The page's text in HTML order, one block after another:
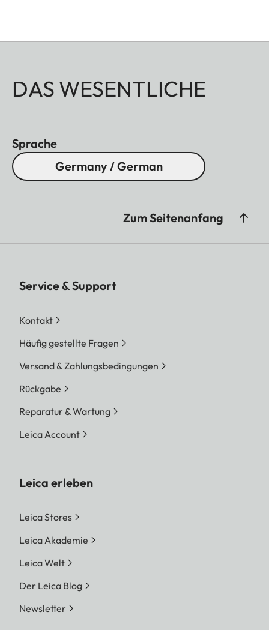
DAS WESENTLICHE
Sprache
Germany / German
Zum Seitenanfang
Service & Support
Kontakt
Häufig gestellte Fragen
Versand & Zahlungsbedingungen
Rückgabe
Reparatur & Wartung
Leica Account
Leica erleben
Leica Stores
Leica Akademie
Leica Welt
Der Leica Blog
Newsletter